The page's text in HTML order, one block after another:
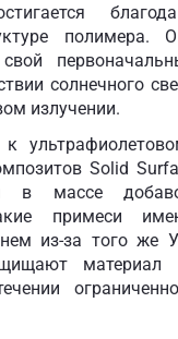
полимера.
солнечного
излучении.
Solid
в массе
примеси
из-за того же
материал